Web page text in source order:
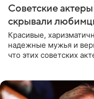
Советские
скрывали
Красивые,
надежные мужья и
что этих советских